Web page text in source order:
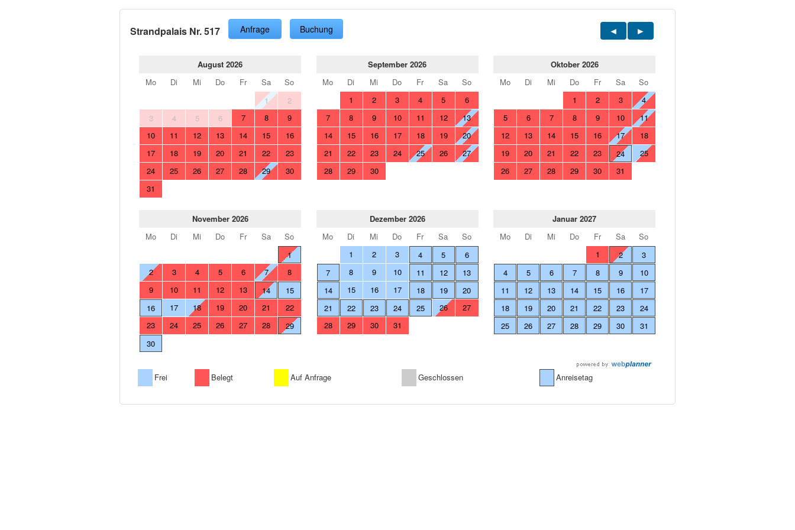
Strandpalais Nr. 517 Anfrage Buchung
August 2026
Mo
Di Mi Do Fr Sa
So
1
2
3
4 5 6 7 8
9
10
11 12 13 14 15
16
17
18 19 20 21 22
23
24
25 26 27 28 29
30
31
September 2026
Mo
Di Mi Do Fr Sa
So
1
2 3 4 5
6
7
8 9 10 11 12
13
14
15 16 17 18 19
20
21
22 23 24 25 26
27
28
29 30
Oktober 2026
Mo
Di Mi Do Fr Sa
So
1
2 3
4
5
6 7 8 9 10
11
12
13 14 15 16 17
18
19
20 21 22 23 24
25
26
27 28 29 30 31
November 2026
Mo
Di Mi Do Fr Sa
So
1
2
3 4 5 6 7
8
9
10 11 12 13 14
15
16
17 18 19 20 21
22
23
24 25 26 27 28
29
30
Dezember 2026
Mo
Di Mi Do Fr Sa
So
1
2 3 4 5
6
7
8 9 10 11 12
13
14
15 16 17 18 19
20
21
22 23 24 25 26
27
28
29 30 31
Januar 2027
Mo
Di Mi Do Fr Sa
So
1
2
3
4
5 6 7 8 9
10
11
12 13 14 15 16
17
18
19 20 21 22 23
24
25
26 27 28 29 30 31
Frei Belegt Auf Anfrage Geschlossen Anreisetag